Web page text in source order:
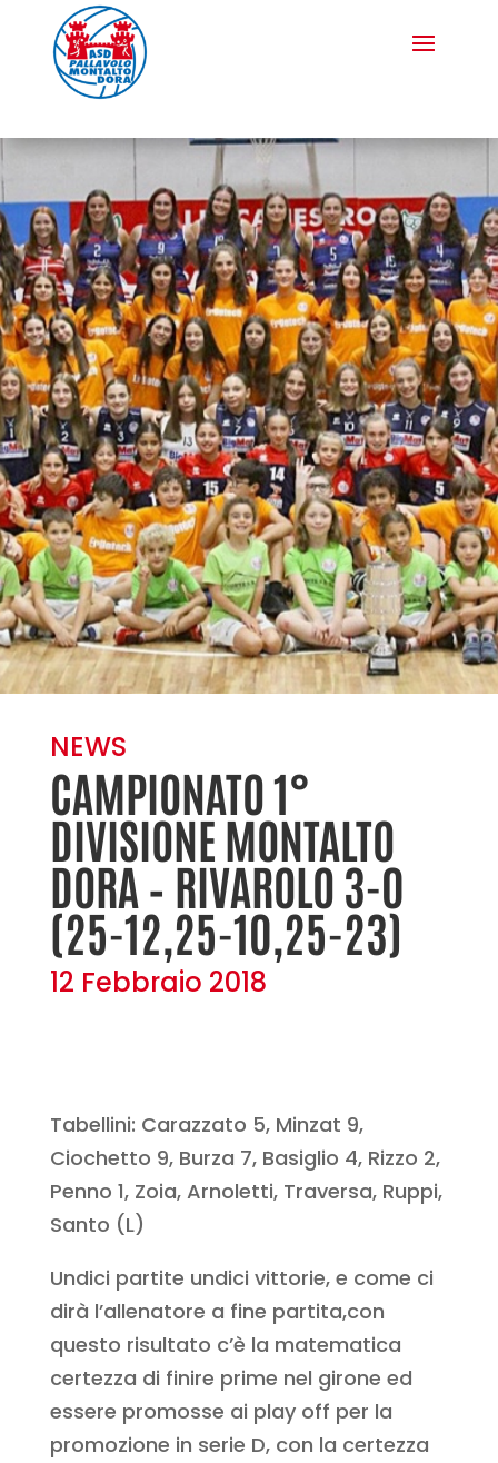
NEWS
CAMPIONATO 1°
DIVISIONE MONTALTO
DORA – RIVAROLO 3-0
(25-12,25-10,25-23)
12 Febbraio 2018
Tabellini: Carazzato 5, Minzat 9,
Ciochetto 9, Burza 7, Basiglio 4, Rizzo 2,
Penno 1, Zoia, Arnoletti, Traversa, Ruppi,
Santo (L)
Undici partite undici vittorie, e come ci
dirà l’allenatore a fine partita,con
questo risultato c’è la matematica
certezza di finire prime nel girone ed
essere promosse ai play off per la
promozione in serie D, con la certezza